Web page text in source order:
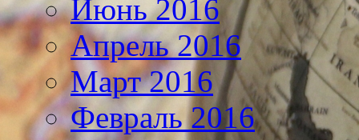
Июнь 2016
Апрель 2016
Март 2016
Февраль 2016